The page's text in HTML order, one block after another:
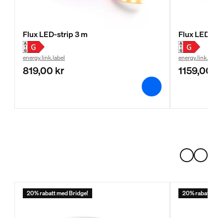
Flux LED-strip 3 m
energy.link.label
819,00 kr
Flux LED-
energy.link.label
1159,00
20% rabatt med Bridge! 20% rabatt